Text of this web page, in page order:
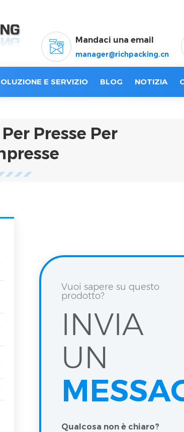
Mandaci una email
manager@richpacking.cn
E SERVIZIO BLOG NOTIZIA
Presse Per
Vuoi sapere su questo
prodotto?
INVIA
UN
Qualcosa non è chiaro?